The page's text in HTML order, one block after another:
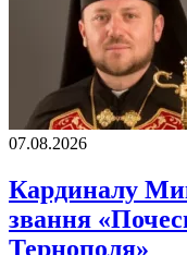
07.08.2026
Кардиналу
звання
Тернополя»